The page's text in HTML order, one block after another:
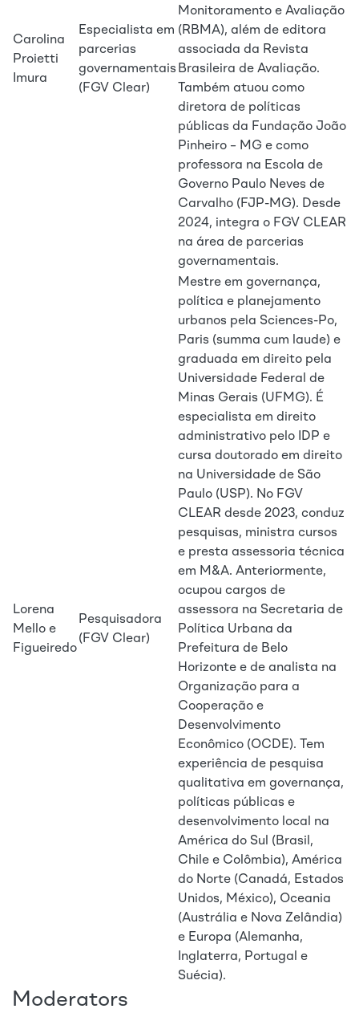
Carolina
Proietti
Imura
Especialista em
parcerias
governamentais
(FGV Clear)
Monitoramento e Avaliação
(RBMA), além de editora
associada da Revista
Brasileira de Avaliação.
Também atuou como
diretora de políticas
públicas da Fundação João
Pinheiro – MG e como
professora na Escola de
Governo Paulo Neves de
Carvalho (FJP-MG). Desde
2024, integra o FGV CLEAR
na área de parcerias
governamentais.
Lorena
Mello e
Figueiredo
Pesquisadora
(FGV Clear)
Mestre em governança,
política e planejamento
urbanos pela Sciences-Po,
Paris (summa cum laude) e
graduada em direito pela
Universidade Federal de
Minas Gerais (UFMG). É
especialista em direito
administrativo pelo IDP e
cursa doutorado em direito
na Universidade de São
Paulo (USP). No FGV
CLEAR desde 2023, conduz
pesquisas, ministra cursos
e presta assessoria técnica
em M&A. Anteriormente,
ocupou cargos de
assessora na Secretaria de
Política Urbana da
Prefeitura de Belo
Horizonte e de analista na
Organização para a
Cooperação e
Desenvolvimento
Econômico (OCDE). Tem
experiência de pesquisa
qualitativa em governança,
políticas públicas e
desenvolvimento local na
América do Sul (Brasil,
Chile e Colômbia), América
do Norte (Canadá, Estados
Unidos, México), Oceania
(Austrália e Nova Zelândia)
e Europa (Alemanha,
Inglaterra, Portugal e
Suécia).
Moderators